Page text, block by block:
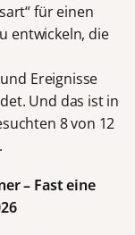
für einen
entwickeln, die
Ereignisse
Und das ist in
8 von 12
– Fast eine